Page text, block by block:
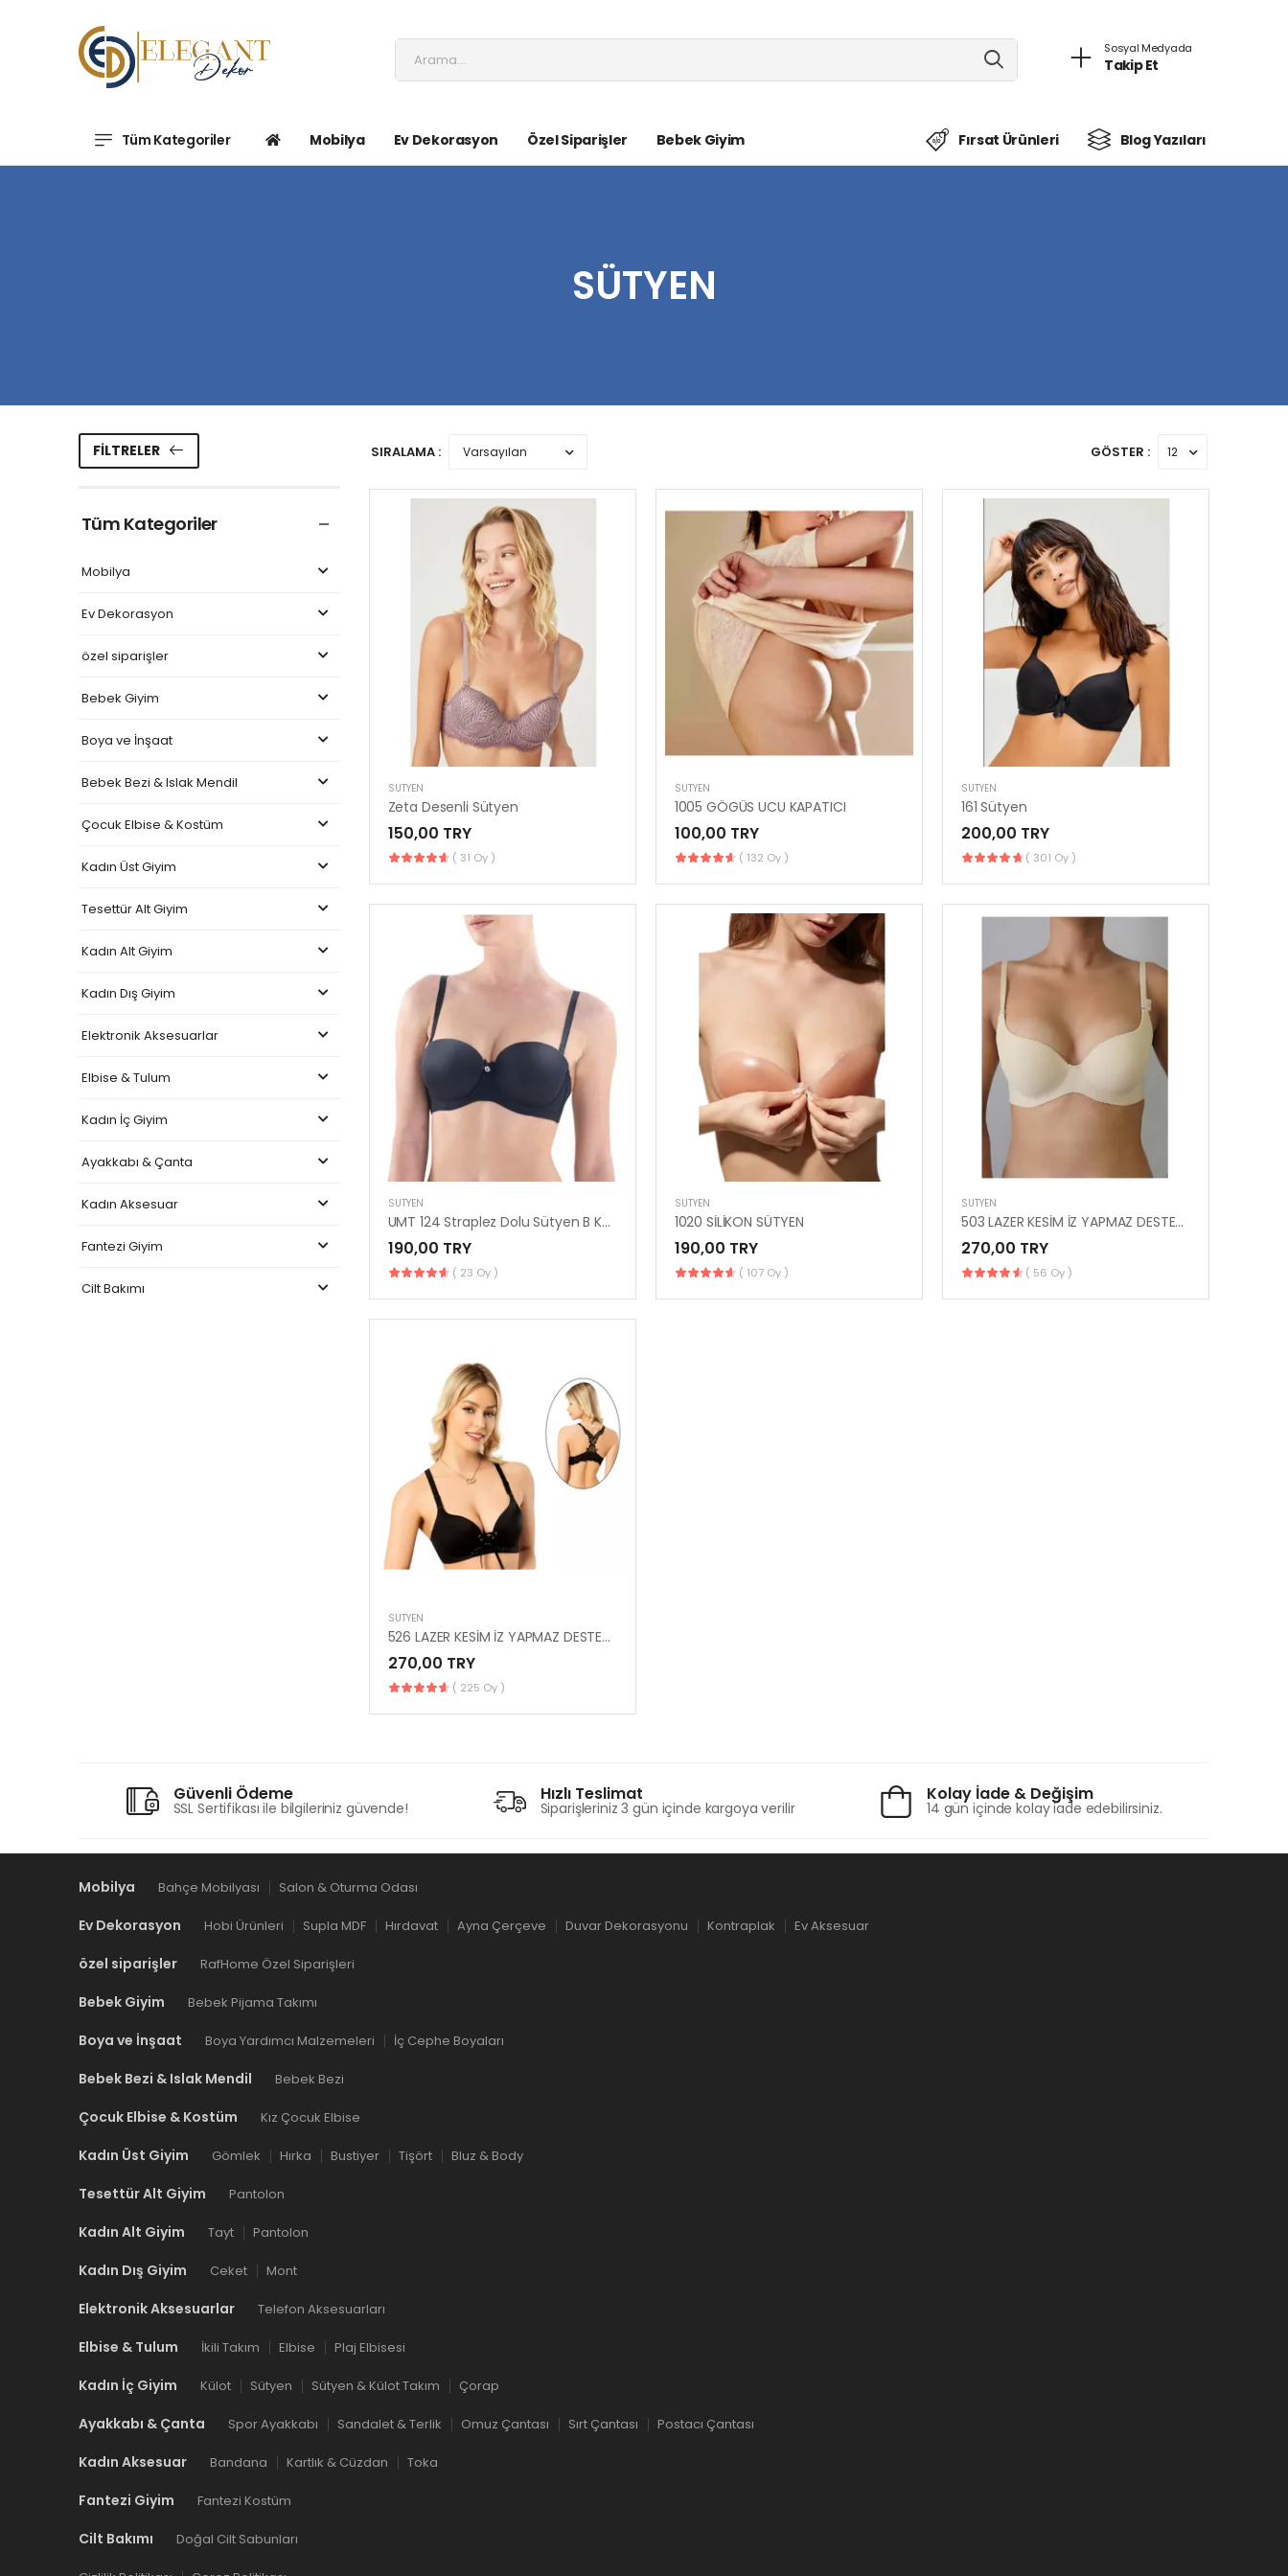
Sosyal Medyada
Takip Et
Tüm Kategoriler Mobilya Ev Dekorasyon Özel Siparişler Bebek Giyim Fırsat Ürünleri Blog Yazıları
SÜTYEN
FILTRELER
Tüm Kategoriler
Mobilya
Ev Dekorasyon
özel siparişler
Bebek Giyim
Boya ve İnşaat
Bebek Bezi & Islak Mendil
Çocuk Elbise & Kostüm
Kadın Üst Giyim
Tesettür Alt Giyim
Kadın Alt Giyim
Kadın Dış Giyim
Elektronik Aksesuarlar
Elbise & Tulum
Kadın İç Giyim
Ayakkabı & Çanta
Kadın Aksesuar
Fantezi Giyim
Cilt Bakımı
SIRALAMA : GÖSTER :
SÜTYEN
Zeta Desenli Sütyen
150,00 TRY
( 31 Oy )
SÜTYEN
1005 GÖGÜS UCU KAPATICI
100,00 TRY
( 132 Oy )
SÜTYEN
161 Sütyen
200,00 TRY
( 301 Oy )
SÜTYEN
UMT 124 Straplez Dolu Sütyen B Kalıp Destekli
190,00 TRY
( 23 Oy )
SÜTYEN
1020 SİLİKON SÜTYEN
190,00 TRY
( 107 Oy )
SÜTYEN
503 LAZER KESİM İZ YAPMAZ DESTEKLİ SÜTYEN
270,00 TRY
( 56 Oy )
SÜTYEN
526 LAZER KESİM İZ YAPMAZ DESTEKLİ SUTYEN
270,00 TRY
( 225 Oy )
Güvenli Ödeme
SSL Sertifikası ile bilgileriniz güvende!
Hızlı Teslimat
Siparişleriniz 3 gün içinde kargoya verilir
Kolay İade & Değişim
14 gün içinde kolay iade edebilirsiniz.
Mobilya Bahçe Mobilyası Salon & Oturma Odası
Ev Dekorasyon Hobi Ürünleri Supla MDF Hırdavat Ayna Çerçeve Duvar Dekorasyonu Kontraplak Ev Aksesuar
özel siparişler RafHome Özel Siparişleri
Bebek Giyim Bebek Pijama Takımı
Boya ve İnşaat Boya Yardımcı Malzemeleri İç Cephe Boyaları
Bebek Bezi & Islak Mendil Bebek Bezi
Çocuk Elbise & Kostüm Kız Çocuk Elbise
Kadın Üst Giyim Gömlek Hırka Bustiyer Tişört Bluz & Body
Tesettür Alt Giyim Pantolon
Kadın Alt Giyim Tayt Pantolon
Kadın Dış Giyim Ceket Mont
Elektronik Aksesuarlar Telefon Aksesuarları
Elbise & Tulum İkili Takım Elbise Plaj Elbisesi
Kadın İç Giyim Külot Sütyen Sütyen & Külot Takım Çorap
Ayakkabı & Çanta Spor Ayakkabı Sandalet & Terlik Omuz Çantası Sırt Çantası Postacı Çantası
Kadın Aksesuar Bandana Kartlık & Cüzdan Toka
Fantezi Giyim Fantezi Kostüm
Cilt Bakımı Doğal Cilt Sabunları